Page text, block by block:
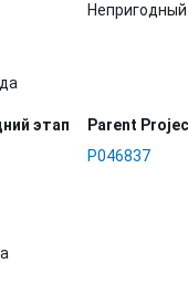
Непригодный
этап
Parent
P046837